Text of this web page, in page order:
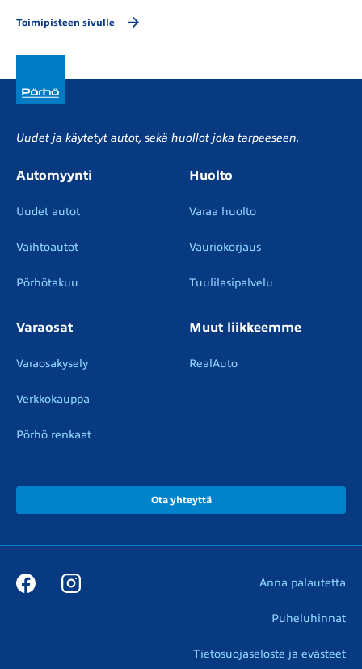
Toimipisteen sivulle
Uudet ja käytetyt autot, sekä huollot joka tarpeeseen.
Automyynti
Uudet autot
Vaihtoautot
Pörhötakuu
Huolto
Varaa huolto
Vauriokorjaus
Tuulilasipalvelu
Varaosat
Varaosakysely
Verkkokauppa
Pörhö renkaat
Muut liikkeemme
RealAuto
Ota yhteyttä
Anna palautetta
Puheluhinnat
Tietosuojaseloste ja evästeet